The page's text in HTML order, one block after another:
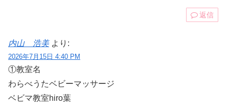
返信
内山 浩美 より:
2026年7月15日 4:40 PM
①教室名
わらべうたベビーマッサージ
ベビマ教室hiro葉